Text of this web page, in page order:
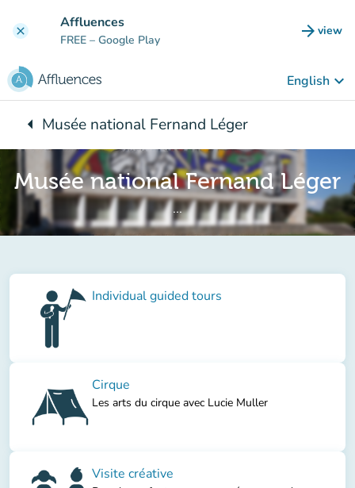
clear Affluences
FREE – Google Play arrow_forward view
(new
English keyboard_arrow_down
arrow_leftBack to:
Musée national Fernand Léger
Musée national Fernand Léger
...
Individual guided tours
Cirque
Les arts du cirque avec Lucie Muller
Visite créative